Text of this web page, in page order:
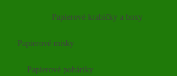
Papierové krabičky a boxy
Papierové misky
Papierové poháriky